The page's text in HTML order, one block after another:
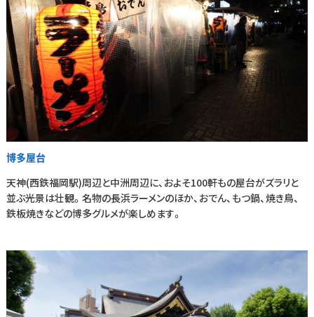
博多屋台
天神(西鉄福岡駅)周辺と中洲周辺に、およそ100軒もの屋台がズラリと
並ぶ光景は壮観。名物の長浜ラーメンのほか、おでん、もつ鍋、焼き鳥、
鉄板焼きなどの博多グルメが楽しめます。